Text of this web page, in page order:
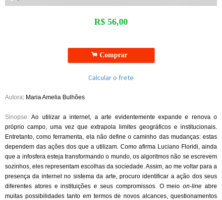
R$ 56,00
.Comprar
Calcular o frete
Autora: Maria Amelia Bulhões
Sinopse: Ao utilizar a internet, a arte evidentemente expande e renova o
próprio campo, uma vez que extrapola limites geográficos e institucionais.
Entretanto, como ferramenta, ela não define o caminho das mudanças: estas
dependem das ações dos que a utilizam. Como afirma Luciano Floridi, ainda
que a infosfera esteja transformando o mundo, os algoritmos não se escrevem
sozinhos, eles representam escolhas da sociedade. Assim, ao me voltar para a
presença da internet no sistema da arte, procuro identificar a ação dos seus
diferentes atores e instituições e seus compromissos. O meioon-line abre
muitas possibilidades tanto em termos de novos alcances, questionamentos